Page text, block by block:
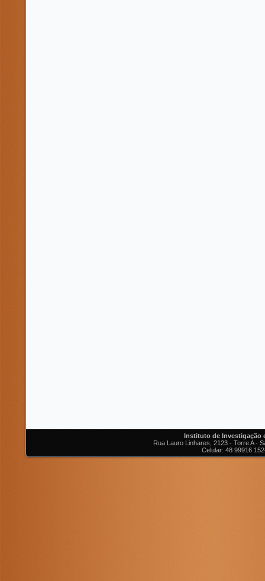
Instituto de Investigação
Rua Lauro Linhares, 2123 - Torre A -
Celular: 48 99916